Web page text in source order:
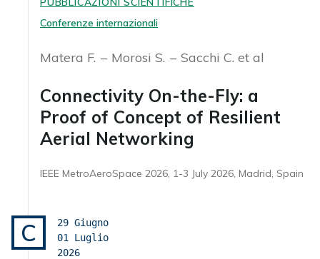
Conferenze internazionali
Matera F. Morosi S. Sacchi C. et al
Connectivity On-the-Fly: a
Proof of Concept of Resilient
Aerial Networking
IEEE MetroAeroSpace 2026, 1-3 July 2026, Madrid, Spain
C
29 Giugno
01 Luglio
2026